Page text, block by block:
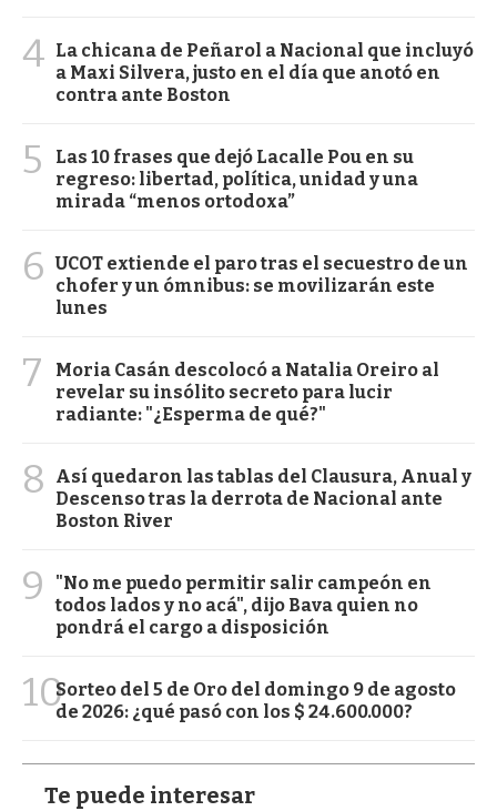
4 La chicana de Peñarol a Nacional que incluyó
a Maxi Silvera, justo en el día que anotó en
contra ante Boston
5
Las 10 frases que dejó Lacalle Pou en su
regreso: libertad, política, unidad y una
mirada “menos ortodoxa”
6 UCOT extiende el paro tras el secuestro de un
chofer y un ómnibus: se movilizarán este
lunes
7
Moria Casán descolocó a Natalia Oreiro al
revelar su insólito secreto para lucir
radiante: "¿Esperma de qué?"
8
Así quedaron las tablas del Clausura, Anual y
Descenso tras la derrota de Nacional ante
Boston River
9
"No me puedo permitir salir campeón en
todos lados y no acá", dijo Bava quien no
pondrá el cargo a disposición
10Sorteo del 5 de Oro del domingo 9 de agosto
de 2026: ¿qué pasó con los $ 24.600.000?
Te puede interesar